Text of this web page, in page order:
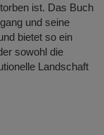
ist. Das Buch
und seine
bietet so ein
sowohl die
Landschaft